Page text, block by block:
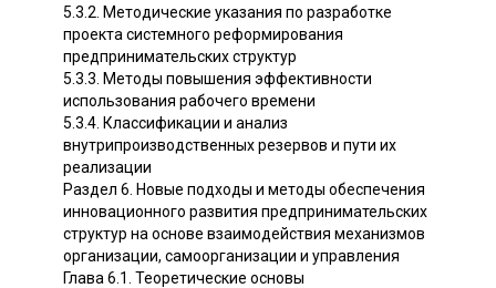
5.3.2. Методические указания по разработке
проекта системного реформирования
предпринимательских структур
5.3.3. Методы повышения эффективности
использования рабочего времени
5.3.4. Классификации и анализ
внутрипроизводственных резервов и пути их
реализации
Раздел 6. Новые подходы и методы обеспечения
инновационного развития предпринимательских
структур на основе взаимодействия механизмов
организации, самоорганизации и управления
Глава 6.1. Теоретические основы